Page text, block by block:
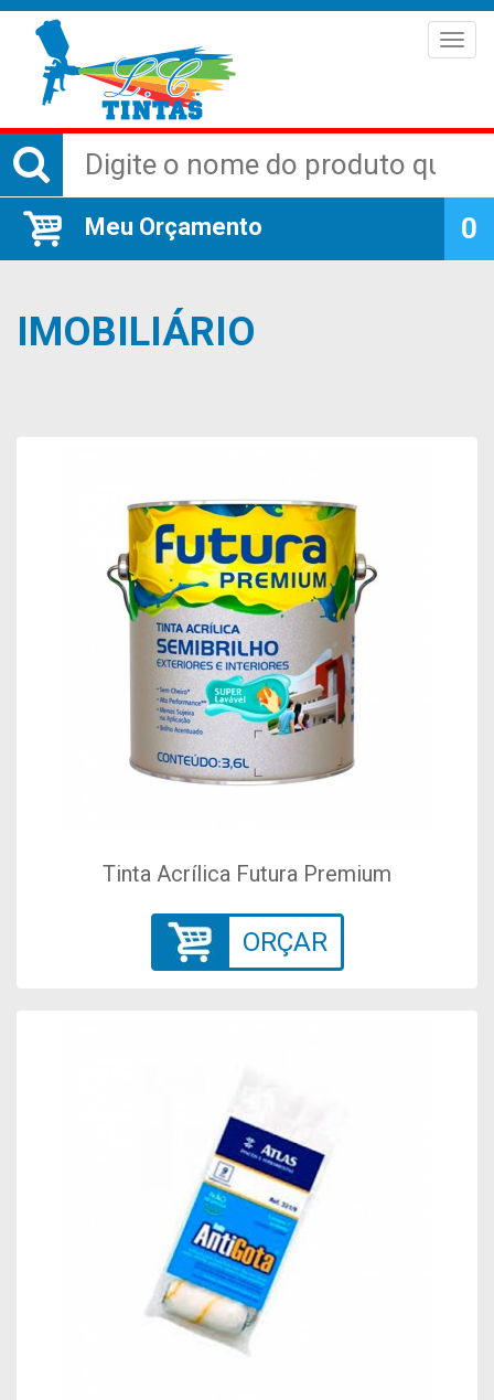
Menu
Meu Orçamento 0
IMOBILIÁRIO
Tinta Acrílica Futura Premium
ORÇAR